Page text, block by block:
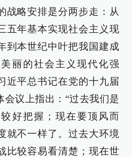
战略安排是分两步走：从
五年基本实现社会主义现
到本世纪中叶把我国建成
丽的社会主义现代化强
近平总书记在党的十九届
会议上指出：“过去我们是
好把握；现在要顶风而
就不一样了。过去大环境
比较容易看清楚；现在世